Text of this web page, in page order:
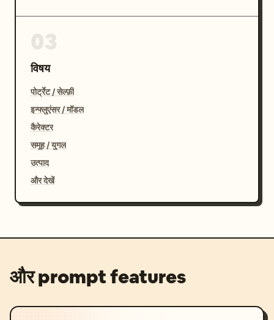
विषय
पोर्ट्रेट / सेल्फ़ी
इन्फ्लुएंसर / मॉडल
कैरेक्टर
समूह / युगल
उत्पाद
और देखें
और prompt features